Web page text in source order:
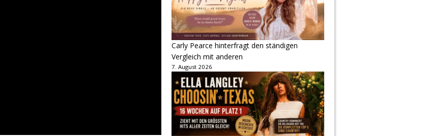
Carly Pearce hinterfragt den ständigen
Vergleich mit anderen
7. August 2026